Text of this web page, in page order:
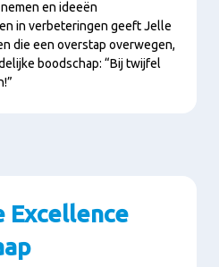
en ideeën
in verbeteringen geeft Jelle
die een overstap overwegen,
boodschap: “Bij twijfel
Excellence